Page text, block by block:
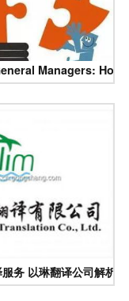
Managers:
务 以琳翻译公司解析